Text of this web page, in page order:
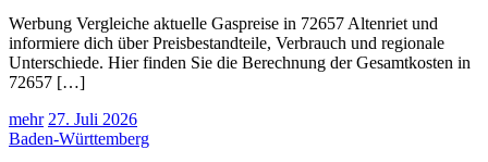
Werbung Vergleiche aktuelle Gaspreise in 72657 Altenriet und
informiere dich über Preisbestandteile, Verbrauch und regionale
Unterschiede. Hier finden Sie die Berechnung der Gesamtkosten in
72657 […]
mehr 27. Juli 2026
Baden-Württemberg